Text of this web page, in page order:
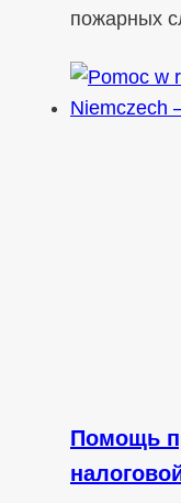
пожарных
Помощь